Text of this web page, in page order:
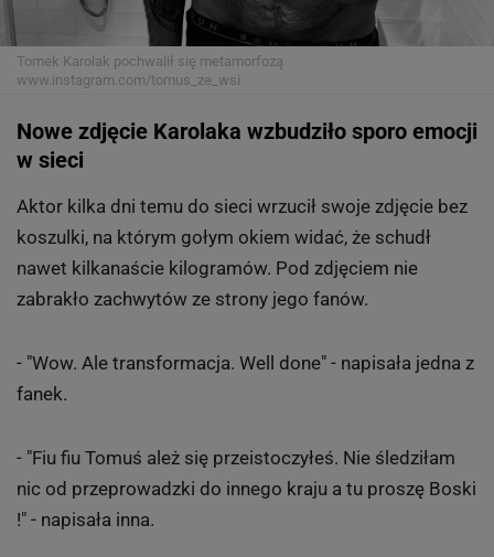
Tomek Karolak pochwalił się metamorfozą
www.instagram.com/tomus_ze_wsi
Nowe zdjęcie Karolaka wzbudziło sporo emocji
w sieci
Aktor kilka dni temu do sieci wrzucił swoje zdjęcie bez
koszulki, na którym gołym okiem widać, że schudł
nawet kilkanaście kilogramów. Pod zdjęciem nie
zabrakło zachwytów ze strony jego fanów.
- "Wow. Ale transformacja. Well done" - napisała jedna z
fanek.
- "Fiu fiu Tomuś ależ się przeistoczyłeś. Nie śledziłam
nic od przeprowadzki do innego kraju a tu proszę Boski
!" - napisała inna.